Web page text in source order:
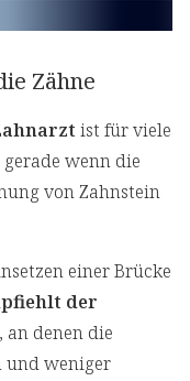
Zähne
ist für viele
wenn die
von Zahnstein
einer Brücke
der
, an denen die
und weniger